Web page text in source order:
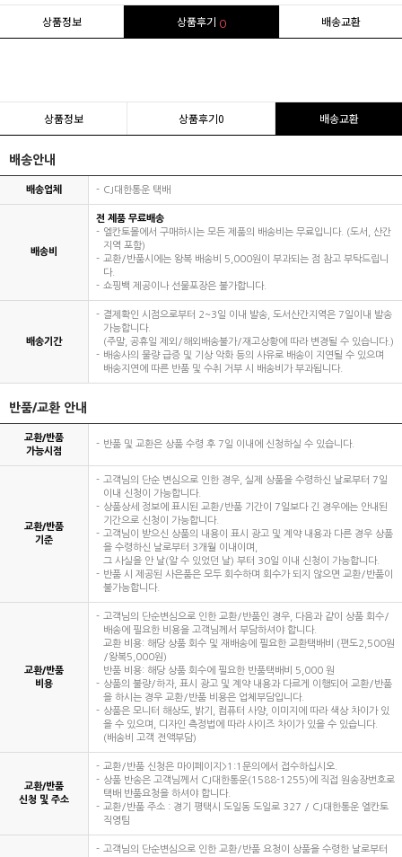
상품정보 상품후기 0 배송교환
상품정보 상품후기0 배송교환
배송안내
배송업체 CJ대한통운 택배
배송비
전 제품 무료배송
엘칸토몰에서 구매하시는 모든 제품의 배송비는 무료입니다. (도서, 산간
지역 포함)
교환/반품시에는 왕복 배송비 5,000원이 부과되는 점 참고 부탁드립니
다.
쇼핑백 제공이나 선물포장은 불가합니다.
배송기간
결제확인 시점으로부터 2~3일 이내 발송, 도서산간지역은 7일이내 발송
가능합니다.
(주말, 공휴일 제외/해외배송불가/재고상황에 따라 변경될 수 있습니다.)
배송사의 물량 급증 및 기상 악화 등의 사유로 배송이 지연될 수 있으며
배송지연에 따른 반품 및 수취 거부 시 배송비가 부과됩니다.
반품/교환 안내
교환/반품
가능시점
반품 및 교환은 상품 수령 후 7일 이내에 신청하실 수 있습니다.
교환/반품
기준
고객님의 단순 변심으로 인한 경우, 실제 상품을 수령하신 날로부터 7일
이내 신청이 가능합니다.
상품상세 정보에 표시된 교환/반품 기간이 7일보다 긴 경우에는 안내된
기간으로 신청이 가능합니다.
고객님이 받으신 상품의 내용이 표시 광고 및 계약 내용과 다른 경우 상품
을 수령하신 날로부터 3개월 이내이며,
그 사실을 안 날(알 수 있었던 날) 부터 30일 이내 신청이 가능합니다.
반품 시 제공된 사은품은 모두 회수하며 회수가 되지 않으면 교환/반품이
불가능합니다.
교환/반품
비용
고객님의 단순변심으로 인한 교환/반품인 경우, 다음과 같이 상품 회수/
배송에 필요한 비용을 고객님께서 부담하셔야 합니다.
교환 비용: 해당 상품 회수 및 재배송에 필요한 교환택배비 (편도2,500원
/왕복5,000원)
반품 비용: 해당 상품 회수에 필요한 반품택배비 5,000 원
상품의 불량/하자, 표시 광고 및 계약 내용과 다르게 이행되어 교환/반품
을 하시는 경우 교환/반품 비용은 업체부담입니다.
상품은 모니터 해상도, 밝기, 컴퓨터 사양, 이미지에 따라 색상 차이가 있
을 수 있으며, 디자인 측정법에 따라 사이즈 차이가 있을 수 있습니다.
(배송비 고객 전액부담)
교환/반품
신청 및 주소
교환/반품 신청은 마이페이지>1:1문의에서 접수하십시오.
상품 반송은 고객님께서 CJ대한통운(1588-1255)에 직접 원송장번호로
택배 반품요청을 하셔야 합니다.
교환/반품 주소 : 경기 평택시 도일동 도일로 327 / CJ대한통운 엘칸토
직영팀
고객님의 단순변심으로 인한 교환/반품 요청이 상품을 수령한 날로부터